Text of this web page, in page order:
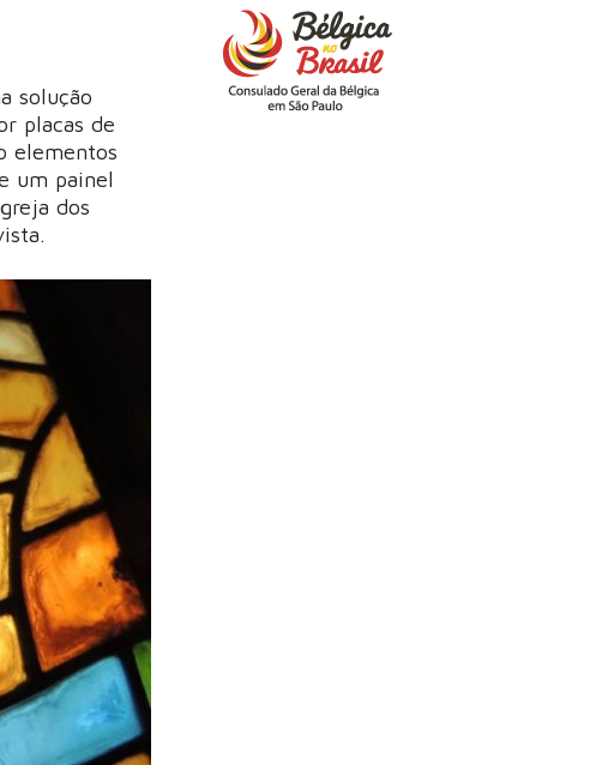
solução
placas de
elementos
um painel
dos